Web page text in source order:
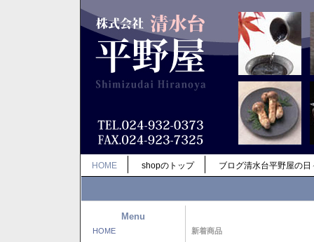
HOME shopのトップ ブログ清水台平野屋の日
Menu
HOME 新着商品